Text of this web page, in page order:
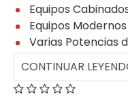
Equipos
Equipos
Varias Potencias
CONTINUAR